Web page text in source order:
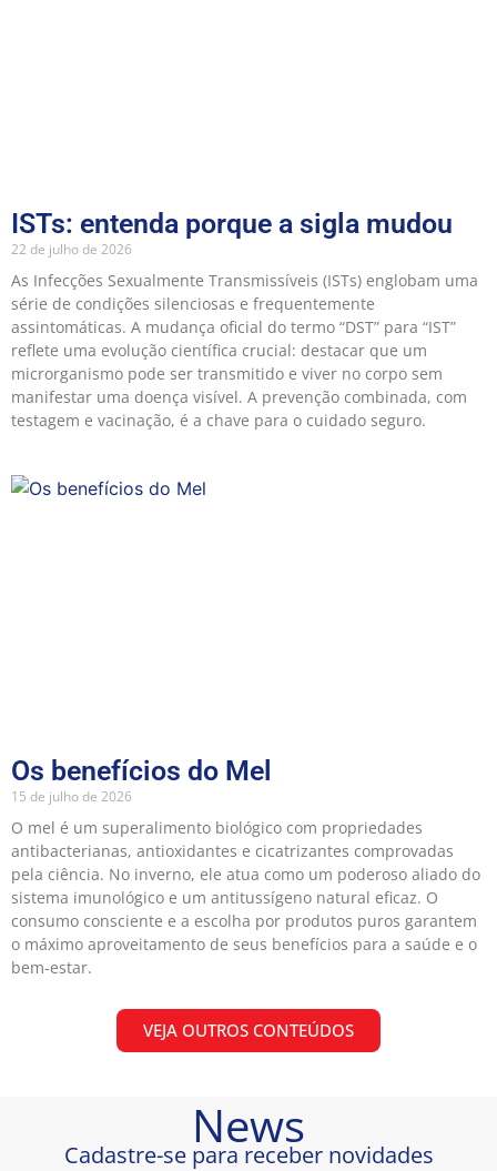
ISTs: entenda porque a sigla mudou
22 de julho de 2026
As Infecções Sexualmente Transmissíveis (ISTs) englobam uma
série de condições silenciosas e frequentemente
assintomáticas. A mudança oficial do termo “DST” para “IST”
reflete uma evolução científica crucial: destacar que um
microrganismo pode ser transmitido e viver no corpo sem
manifestar uma doença visível. A prevenção combinada, com
testagem e vacinação, é a chave para o cuidado seguro.
Os benefícios do Mel
15 de julho de 2026
O mel é um superalimento biológico com propriedades
antibacterianas, antioxidantes e cicatrizantes comprovadas
pela ciência. No inverno, ele atua como um poderoso aliado do
sistema imunológico e um antitussígeno natural eficaz. O
consumo consciente e a escolha por produtos puros garantem
o máximo aproveitamento de seus benefícios para a saúde e o
bem-estar.
VEJA OUTROS CONTEÚDOS
News
Cadastre-se para receber novidades